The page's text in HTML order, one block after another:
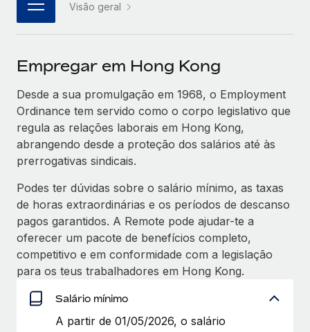
中文（简体）
Visão geral
Empregar em Hong Kong
Desde a sua promulgação em 1968, o Employment
Ordinance tem servido como o corpo legislativo que
regula as relações laborais em Hong Kong,
abrangendo desde a proteção dos salários até às
prerrogativas sindicais.
Podes ter dúvidas sobre o salário mínimo, as taxas
de horas extraordinárias e os períodos de descanso
pagos garantidos. A Remote pode ajudar-te a
oferecer um pacote de benefícios completo,
competitivo e em conformidade com a legislação
para os teus trabalhadores em Hong Kong.
Salário mínimo
A partir de 01/05/2026, o salário